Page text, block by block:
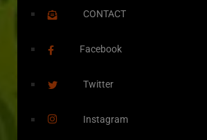
CONTACT
Facebook
Twitter
Instagram